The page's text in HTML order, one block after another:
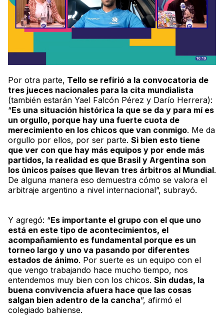
Por otra parte, Tello se refirió a la convocatoria de
tres jueces nacionales para la cita mundialista
(también estarán Yael Falcón Pérez y Darío Herrera):
“Es una situación histórica la que se da y para mí es
un orgullo, porque hay una fuerte cuota de
merecimiento en los chicos que van conmigo. Me da
orgullo por ellos, por ser parte. Si bien esto tiene
que ver con que hay más equipos y por ende más
partidos, la realidad es que Brasil y Argentina son
los únicos países que llevan tres árbitros al Mundial.
De alguna manera eso demuestra cómo se valora el
arbitraje argentino a nivel internacional”, subrayó.
Y agregó: “Es importante el grupo con el que uno
está en este tipo de acontecimientos, el
acompañamiento es fundamental porque es un
torneo largo y uno va pasando por diferentes
estados de ánimo. Por suerte es un equipo con el
que vengo trabajando hace mucho tiempo, nos
entendemos muy bien con los chicos. Sin dudas, la
buena convivencia afuera hace que las cosas
salgan bien adentro de la cancha”, afirmó el
colegiado bahiense.